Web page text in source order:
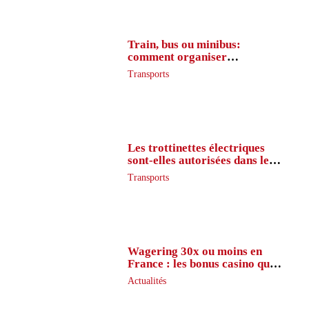
Train, bus ou minibus:
comment organiser
l’itinéraire en France
Transports
Les trottinettes électriques
sont-elles autorisées dans le
métro ?
Transports
Wagering 30x ou moins en
France : les bonus casino que
peu de joueurs connaissent
vraiment
Actualités